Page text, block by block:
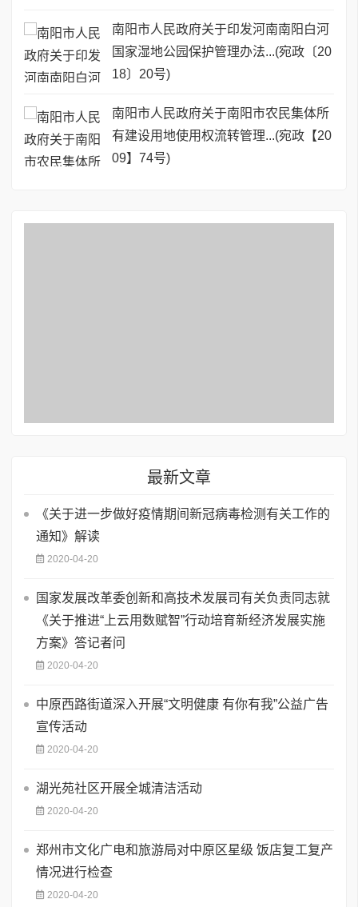
南阳市人民政府关于印发河南南阳白河
国家湿地公园保护管理办法...(宛政〔20
18〕20号)
南阳市人民政府关于南阳市农民集体所
有建设用地使用权流转管理...(宛政【20
09】74号)
最新文章
《关于进一步做好疫情期间新冠病毒检测有关工作的
通知》解读
2020-04-20
国家发展改革委创新和高技术发展司有关负责同志就
《关于推进“上云用数赋智”行动培育新经济发展实施
方案》答记者问
2020-04-20
中原西路街道深入开展“文明健康 有你有我”公益广告
宣传活动
2020-04-20
湖光苑社区开展全城清洁活动
2020-04-20
郑州市文化广电和旅游局对中原区星级 饭店复工复产
情况进行检查
2020-04-20